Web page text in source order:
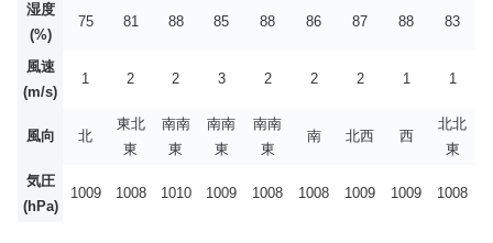
湿度
(%)
75 81 88 85 88 86 87 88 83
風速
(m/s)
1 2 2 3 2 2 2 1 1
風向 北
東北
東
南南
東
南南
東
南南
東
南 北西 西
北北
東
気圧
(hPa)
1009 1008 1010 1009 1008 1008 1009 1009 1008